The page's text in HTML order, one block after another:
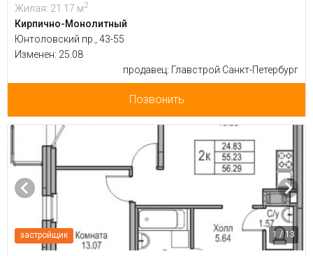
Жилая: 21.17 м2
Кирпично-Монолитный
Юнтоловский пр., 43-55
Изменен: 25.08
продавец: Главстрой Санкт-Петербург
Позвонить
застройщик 1 / 13